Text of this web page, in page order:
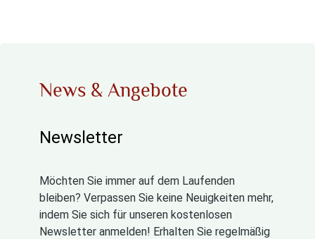
News & Angebote
Newsletter
Möchten Sie immer auf dem Laufenden
bleiben? Verpassen Sie keine Neuigkeiten mehr,
indem Sie sich für unseren kostenlosen
Newsletter anmelden! Erhalten Sie regelmäßig